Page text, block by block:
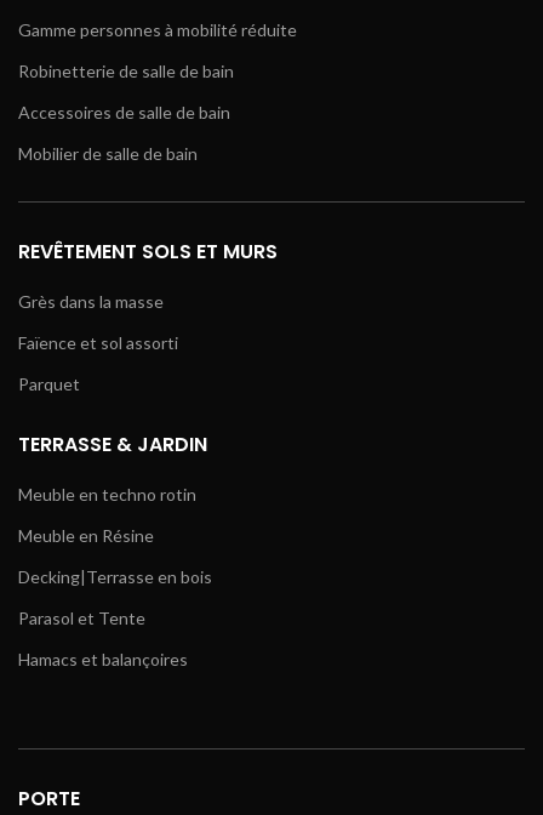
Gamme personnes à mobilité réduite
Robinetterie de salle de bain
Accessoires de salle de bain
Mobilier de salle de bain
REVÊTEMENT SOLS ET MURS
Grès dans la masse
Faïence et sol assorti
Parquet
TERRASSE & JARDIN
Meuble en techno rotin
Meuble en Résine
Decking|Terrasse en bois
Parasol et Tente
Hamacs et balançoires
PORTE